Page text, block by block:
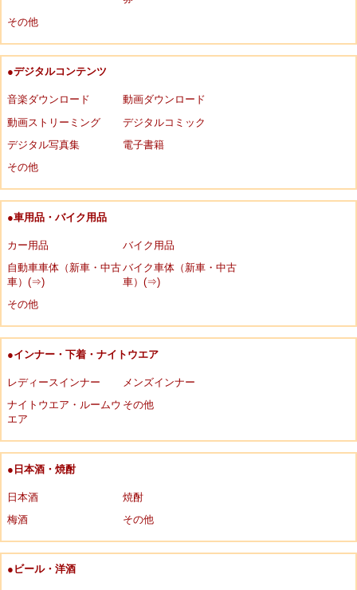
その他
●デジタルコンテンツ
音楽ダウンロード
動画ダウンロード
動画ストリーミング
デジタルコミック
デジタル写真集
電子書籍
その他
●車用品・バイク用品
カー用品
バイク用品
自動車車体（新車・中古
車）(⇒)
バイク車体（新車・中古
車）(⇒)
その他
●インナー・下着・ナイトウエア
レディースインナー
メンズインナー
ナイトウエア・ルームウ
エア
その他
●日本酒・焼酎
日本酒
焼酎
梅酒
その他
●ビール・洋酒